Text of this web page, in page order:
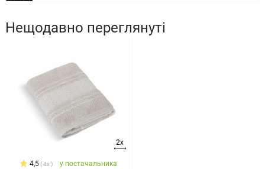
Нещодавно переглянуті
2x
4,5 4x у постачальника